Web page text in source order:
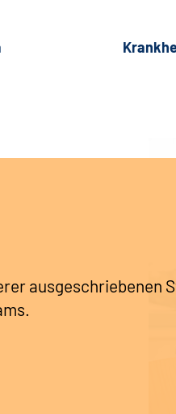
ausgeschriebenen